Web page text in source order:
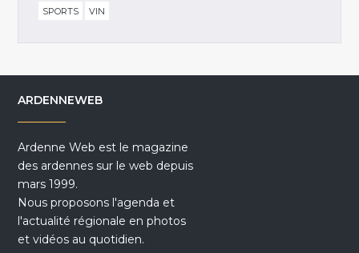
SPORTS
VIN
ARDENNEWEB
Ardenne Web est le magazine
des ardennes sur le web depuis
mars 1999.
Nous proposons l'agenda et
l'actualité régionale en photos
et vidéos au quotidien.